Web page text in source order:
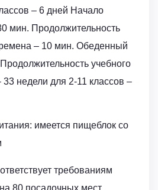
– 6 дней Начало
мин. Продолжительность
– 10 мин. Обеденный
учебного
33 недели для 2-11 классов –
имеется пищеблок со
требованиям
80 посадочных мест